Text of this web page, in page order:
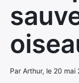
Par Arthur, le 20 mai